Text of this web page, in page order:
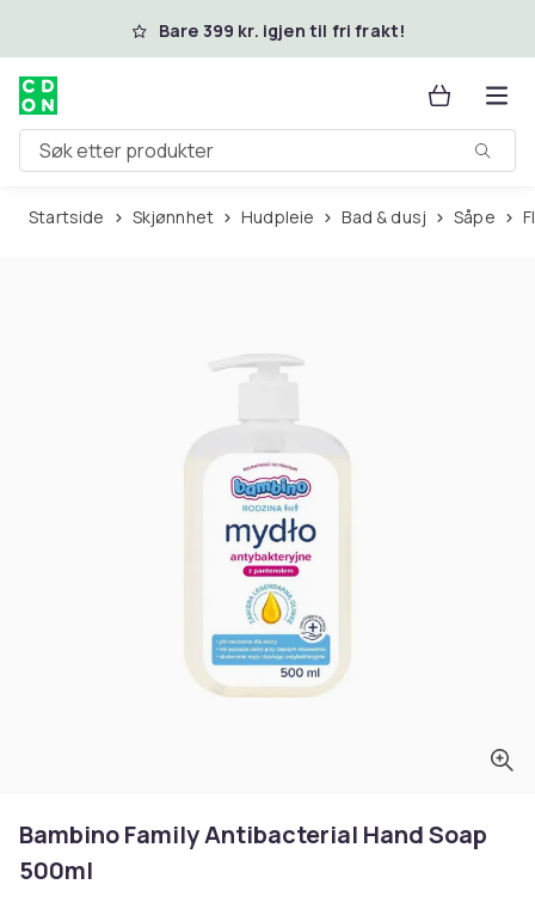
Hopp til hovedinnholdBare 399 kr. igjen til fri frakt!
Søk etter produkter
Startside Skjønnhet Hudpleie Bad & dusj Såpe
Bambino Family Antibacterial Hand Soap
500ml